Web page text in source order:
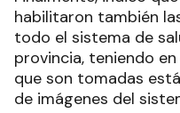
habilitaron también
todo el sistema de
provincia, teniendo
que son tomadas
de imágenes del